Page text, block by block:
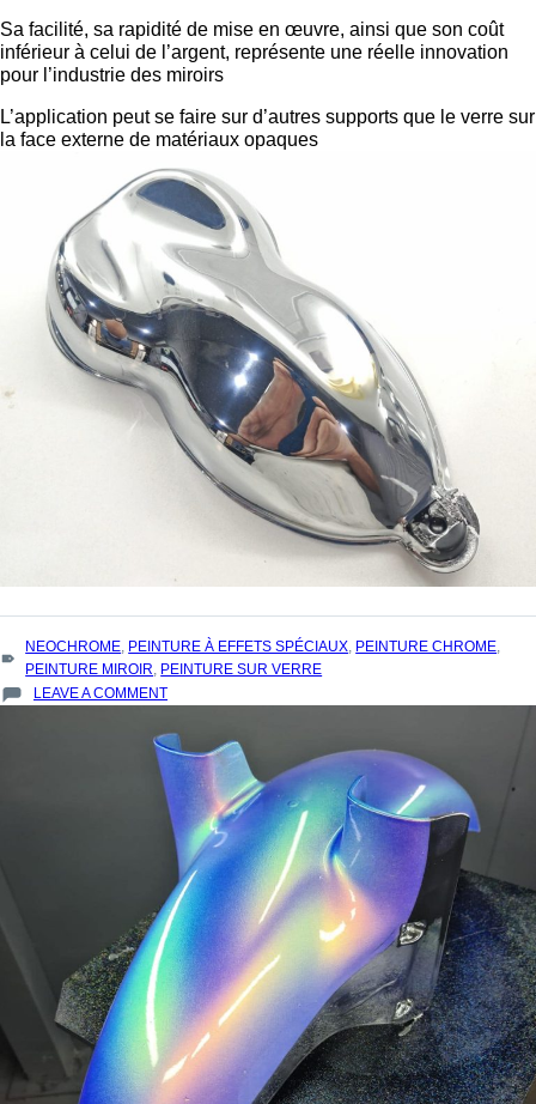
Sa facilité, sa rapidité de mise en œuvre, ainsi que son coût
inférieur à celui de l’argent, représente une réelle innovation
pour l’industrie des miroirs
L’application peut se faire sur d’autres supports que le verre sur
la face externe de matériaux opaques
TAGS
:
NEOCHROME, PEINTURE À EFFETS SPÉCIAUX, PEINTURE CHROME,
PEINTURE MIROIR, PEINTURE SUR VERRE
LEAVE A COMMENTON
POUR
MIROIRS
NEOCHROME,
UNE
INNOVATION
POUR
L’INDUSTRIE
DES
MIROIRS